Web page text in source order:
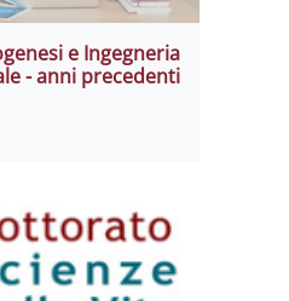
e Ingegneria
- anni precedenti